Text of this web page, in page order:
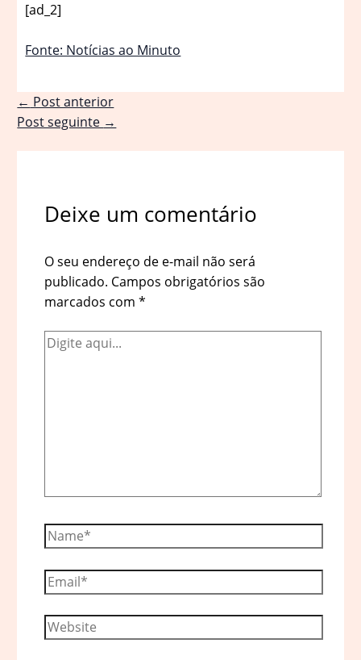
[ad_2]
Fonte: Notícias ao Minuto
← Post anterior
Post seguinte →
Deixe um comentário
O seu endereço de e-mail não será
publicado. Campos obrigatórios são
marcados com *
Digite
Name*
Email*
Website